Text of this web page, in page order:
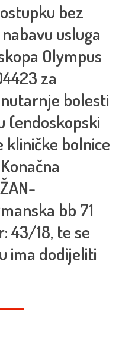
bez
usluga
Olympus
za
bolesti
(endoskopski
kliničke bolnice
bb 71
43/18, te se
ima dodijeliti